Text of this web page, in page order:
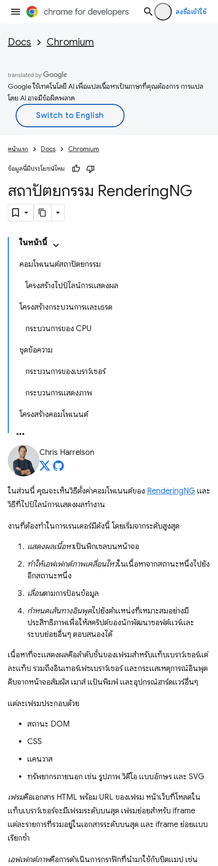
ลงชื่อเข้าใช้
Docs Chromium
Google ใช้เทคโนโลยี AI เพื่อแปลเนื้อหาเป็นภาษาที่คุณต้องการ การแปล
โดย AI อาจมีข้อผิดพลาด
หน้าแรก Docs Chromium
ข้อมูลนี้มีประโยชน์ไหม
สถาปัตยกรรม RenderingNG
ในหน้านี้
คอมโพเนนต์สถาปัตยกรรม
โครงสร้างไปป์ไลน์การแสดงผล
โครงสร้างกระบวนการและเธรด
กระบวนการของ CPU
ชุดข้อความ
กระบวนการของเบราว์เซอร์
กระบวนการแสดงภาพ
โครงสร้างคอมโพเนนต์
Chris Harrelson
ในส่วนนี้ คุณจะเห็นวิธีตั้งค่าคอมโพเนนต์ของ RenderingNG และ
วิธีที่ไปป์ไลน์การแสดงผลทำงาน
งานที่ต้องทำในการเรนเดอร์มีดังนี้ โดยเริ่มจากระดับสูงสุด
แสดงผลเนื้อหาเป็นพิกเซลบนหน้าจอ
ทำให้เอฟเฟกต์ภาพเคลื่อนไหวในเนื้อหาจากสถานะหนึ่งไปยัง
อีกสถานะหนึ่ง
เลื่อนตามการป้อนข้อมูล
กำหนดเส้นทางอินพุตไปยังตำแหน่งที่เหมาะสมอย่างมี
ประสิทธิภาพเพื่อให้สคริปต์ของนักพัฒนาซอฟต์แวร์และ
ระบบย่อยอื่นๆ ตอบสนองได้
เนื้อหาที่จะแสดงผลคือลําดับชั้นของเฟรมสําหรับแท็บเบราว์เซอร์แต่
ละแท็บ รวมถึงอินเทอร์เฟซเบราว์เซอร์ และกระแสเหตุการณ์อินพุต
ดิบจากหน้าจอสัมผัส เมาส์ แป้นพิมพ์ และอุปกรณ์ฮาร์ดแวร์อื่นๆ
แต่ละเฟรมประกอบด้วย
สถานะ DOM
CSS
แคนวาส
ทรัพยากรภายนอก เช่น รูปภาพ วิดีโอ แบบอักษร และ SVG
เฟรมคือเอกสาร HTML พร้อม URL ของเฟรม หน้าเว็บที่โหลดใน
แท็บเบราว์เซอร์จะมีเฟรมระดับบนสุด เฟรมย่อยสําหรับ iframe
แต่ละรายการที่รวมอยู่ในเอกสารระดับบนสุด และ iframe ย่อยแบบ
เรียกซ้ำ
เอฟเฟกต์ภาพคือการดำเนินการกราฟิกที่นำมาใช้กับบิตแมป เช่น